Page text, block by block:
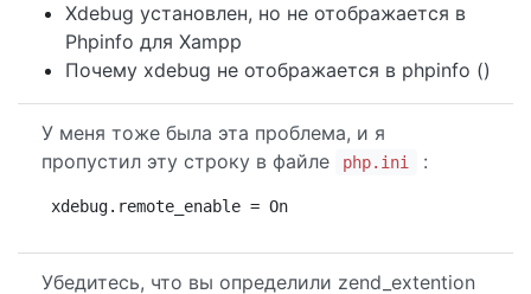
Xdebug установлен, но не отображается в
Phpinfo для Xampp
Почему xdebug не отображается в phpinfo ()
У меня тоже была эта проблема, и я
пропустил эту строку в файле
php.ini :
xdebug.remote_enable = On
Убедитесь, что вы определили zend_extention